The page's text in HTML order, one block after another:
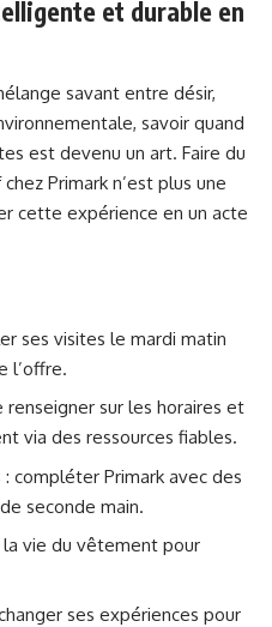
et durable en
savant entre désir,
savoir quand
est devenu un art. Faire du
Primark n’est plus une
cette expérience en un acte
ses visites le mardi matin
l’offre.
renseigner sur les horaires et
via des ressources fiables.
: compléter Primark avec des
seconde main.
vie du vêtement pour
ses expériences pour